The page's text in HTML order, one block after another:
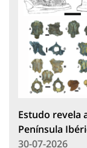
Estudo revela
Península
30-07-2026